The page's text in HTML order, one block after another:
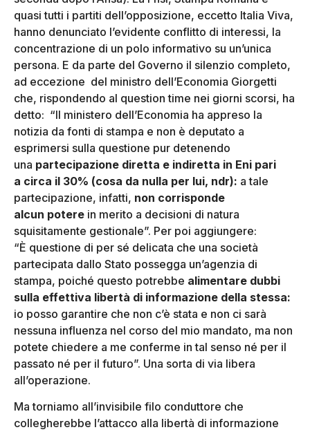
quasi tutti i partiti dell’opposizione, eccetto Italia Viva,
hanno denunciato l’evidente conflitto di interessi, la
concentrazione di un polo informativo su un’unica
persona. E da parte del Governo il silenzio completo,
ad eccezione del ministro dell’Economia Giorgetti
che, rispondendo al question time nei giorni scorsi, ha
detto: “Il ministero dell’Economia ha appreso la
notizia da fonti di stampa e non è deputato a
esprimersi sulla questione pur detenendo
una partecipazione diretta e indiretta in Eni pari
a circa il 30% (cosa da nulla per lui, ndr): a tale
partecipazione, infatti, non corrisponde
alcun potere in merito a decisioni di natura
squisitamente gestionale”. Per poi aggiungere:
“È questione di per sé delicata che una società
partecipata dallo Stato possegga un’agenzia di
stampa, poiché questo potrebbe alimentare dubbi
sulla effettiva libertà di informazione della stessa:
io posso garantire che non c’è stata e non ci sarà
nessuna influenza nel corso del mio mandato, ma non
potete chiedere a me conferme in tal senso né per il
passato né per il futuro”. Una sorta di via libera
all’operazione.
Ma torniamo all’invisibile filo conduttore che
collegherebbe l’attacco alla libertà di informazione